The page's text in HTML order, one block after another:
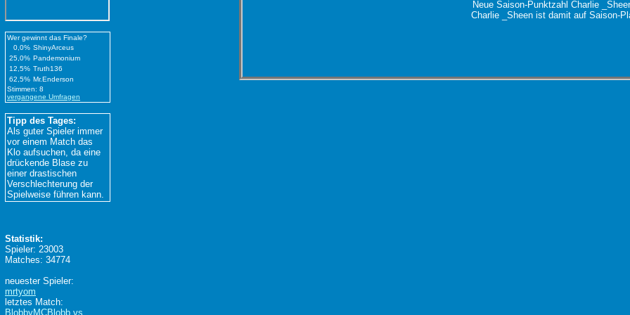
Neue Saison-Punktzahl Charlie
Charlie _Sheen ist damit auf Saison-
Wer gewinnt das Finale?
0,0% ShinyArceus
25,0% Pandemonium
12,5% Truth136
62,5% Mr.Enderson
Stimmen: 8
vergangene Umfragen
Tipp des Tages:
Als guter Spieler immer
vor einem Match das
Klo aufsuchen, da eine
drückende Blase zu
einer drastischen
Verschlechterung der
Spielweise führen kann.
Statistik:
Spieler: 23003
Matches: 34774
neuester Spieler:
mrtyom
letztes Match:
BlobbyMCBlobb vs